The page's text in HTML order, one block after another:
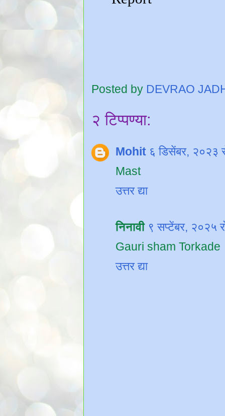
Posted by DEVRAO
२ टिप्पण्या:
Mohit ६ डिसेंबर, २०२३
Mast
उत्तर द्या
निनावी ९ सप्टेंबर, २०२५
Gauri sham Torkade
उत्तर द्या